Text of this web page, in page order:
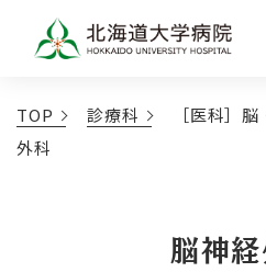
TOP 診療科
［医科］
外科
脳神